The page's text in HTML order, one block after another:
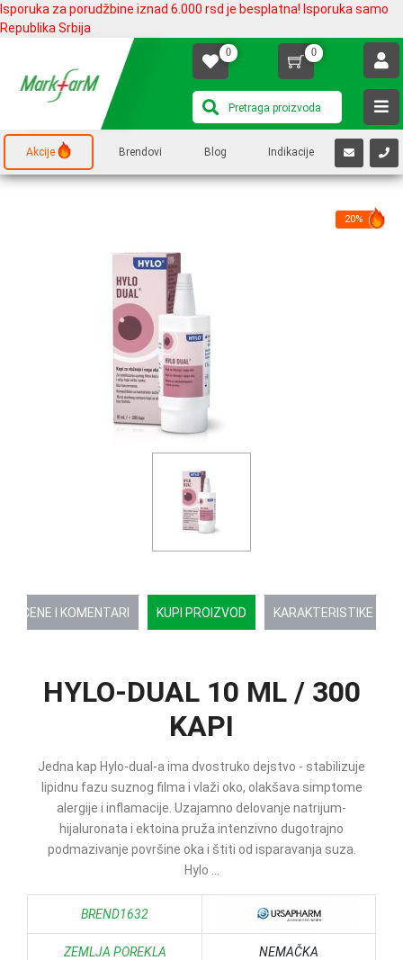
Isporuka za porudžbine iznad 6.000 rsd je besplatna! Isporuka samo
Republika Srbija
0 0
Akcije Brendovi Blog Indikacije
OCENE I KOMENTARI KUPI PROIZVOD KARAKTERISTIKE
20%
HYLO-DUAL 10 ML / 300
KAPI
Jedna kap Hylo-dual-a ima dvostruko dejstvo - stabilizuje
lipidnu fazu suznog filma i vlaži oko, olakšava simptome
alergije i inflamacije. Uzajamno delovanje natrijum-
hijaluronata i ektoina pruža intenzivno dugotrajno
podmazivanje površine oka i štiti od isparavanja suza.
Hylo ...
BREND1632
ZEMLJA POREKLA NEMAČKA